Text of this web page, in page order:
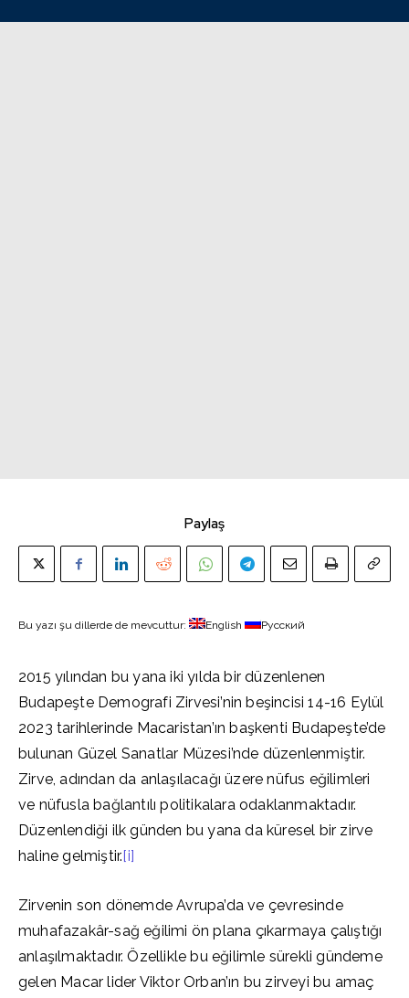
Paylaş
Bu yazı şu dillerde de mevcuttur: English Русский
2015 yılından bu yana iki yılda bir düzenlenen
Budapeşte Demografi Zirvesi’nin beşincisi 14-16 Eylül
2023 tarihlerinde Macaristan’ın başkenti Budapeşte’de
bulunan Güzel Sanatlar Müzesi’nde düzenlenmiştir.
Zirve, adından da anlaşılacağı üzere nüfus eğilimleri
ve nüfusla bağlantılı politikalara odaklanmaktadır.
Düzenlendiği ilk günden bu yana da küresel bir zirve
haline gelmiştir.[i]
Zirvenin son dönemde Avrupa’da ve çevresinde
muhafazakâr-sağ eğilimi ön plana çıkarmaya çalıştığı
anlaşılmaktadır. Özellikle bu eğilimle sürekli gündeme
gelen Macar lider Viktor Orban’ın bu zirveyi bu amaç